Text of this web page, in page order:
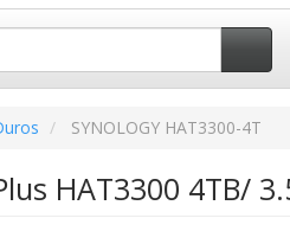
SYNOLOGY HAT3300-4T
HAT3300 4TB/